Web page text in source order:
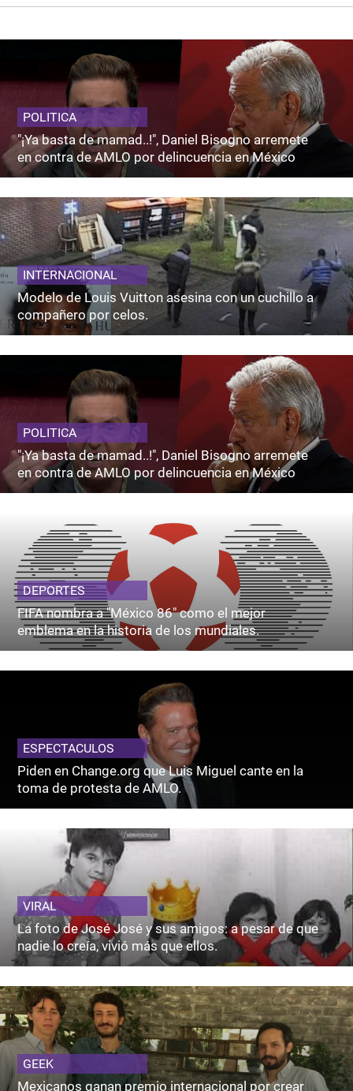
POLITICA
"¡Ya basta de mamad..!", Daniel Bisogno arremete
en contra de AMLO por delincuencia en México
INTERNACIONAL
Modelo de Louis Vuitton asesina con un cuchillo a
compañero por celos.
POLITICA
"¡Ya basta de mamad..!", Daniel Bisogno arremete
en contra de AMLO por delincuencia en México
DEPORTES
FIFA nombra a "México 86" como el mejor
emblema en la historia de los mundiales.
ESPECTACULOS
Piden en Change.org que Luis Miguel cante en la
toma de protesta de AMLO.
VIRAL
La foto de José José y sus amigos: a pesar de que
nadie lo creía, vivió más que ellos.
GEEK
Mexicanos ganan premio internacional por crear